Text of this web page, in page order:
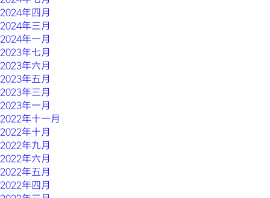
2024年四月
2024年三月
2024年一月
2023年七月
2023年六月
2023年五月
2023年三月
2023年一月
2022年十一月
2022年十月
2022年九月
2022年六月
2022年五月
2022年四月